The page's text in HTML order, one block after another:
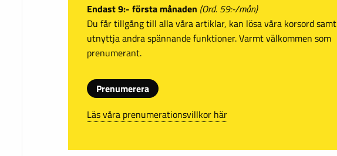
Endast 9:- första månaden (Ord. 59:-/mån)
Du får tillgång till alla våra artiklar, kan lösa våra korsord samt
utnyttja andra spännande funktioner. Varmt välkommen som
prenumerant.
Prenumerera
Läs våra prenumerationsvillkor här